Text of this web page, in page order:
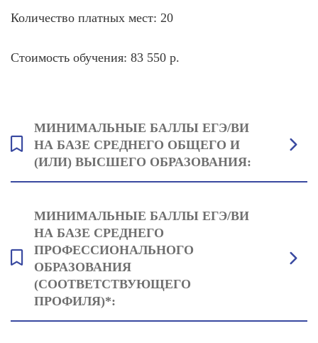
Количество платных мест: 20
Стоимость обучения: 83 550 р.
МИНИМАЛЬНЫЕ БАЛЛЫ ЕГЭ/ВИ
НА БАЗЕ СРЕДНЕГО ОБЩЕГО И
(ИЛИ) ВЫСШЕГО ОБРАЗОВАНИЯ:
Русский язык: 42
Один на выбор: Обществознание: 42 или Математика (профильная):
40
МИНИМАЛЬНЫЕ БАЛЛЫ ЕГЭ/ВИ
НА БАЗЕ СРЕДНЕГО
ПРОФЕССИОНАЛЬНОГО
ОБРАЗОВАНИЯ
(СООТВЕТСТВУЮЩЕГО
ПРОФИЛЯ)*: